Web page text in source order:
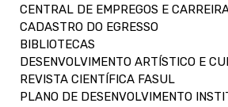
CENTRAL DE EMPREGOS E
CADASTRO DO EGRESSO
BIBLIOTECAS
DESENVOLVIMENTO ARTÍSTICO E
REVISTA CIENTÍFICA FASUL
PLANO DE DESENVOLVIMENTO